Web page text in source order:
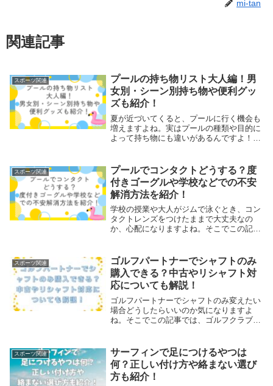
mi-tan
関連記事
スポーツ関連
プールの持ち物リスト大人編！男
女別・シーン別持ち物や便利グッ
ズも紹介！
夏が近づいてくると、プールに行く機会も
増えますよね。実はプールの種類や目的に
よって持ち物にも違いがあるんですよ！大
ね。そこでこの記事では、大人がプールに
行くときの持ち物や便利グッズ、工夫を男
女別・シーン別に紹介しています。
スポーツ関連
プールでコンタクトどうする？度
付きゴーグルや学校などでの不安
解消方法を紹介！
学校の授業や大人がジムで泳ぐとき、コン
タクトレンズをつけたままで大丈夫なの
か、心配になりますよね。そこでこの記事
設での相談方法など、すぐに役立つ情報を
まとめました。学校と大人それぞれについ
て説明しています。
スポーツ関連
ゴルフパートナーでシャフトのみ
購入できる？中古やリシャフト対
応についても解説！
ゴルフパートナーでシャフトのみ変えたい
場合どうしたらいいのか気になりますよ
ね。そこでこの記事では、ゴルフクラブの
で、徹底的に解説していきます。あなたに
ピッタリのシャフト選びができるようにな
りますよ！
スポーツ関連
サーフィンで足につけるやつは
何？正しい付け方や絡まない選び
方も紹介！